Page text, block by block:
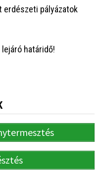
erdészeti pályázatok
határidő!